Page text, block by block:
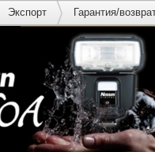
Экспорт Гарантия/